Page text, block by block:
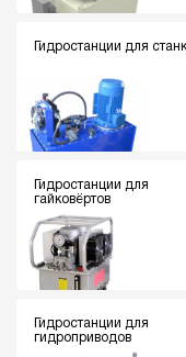
Гидростанции для
Гидростанции для
гайковёртов
Гидростанции для
гидроприводов